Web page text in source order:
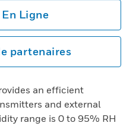
Ligne
partenaires
an efficient
and external
range is 0 to 95% RH